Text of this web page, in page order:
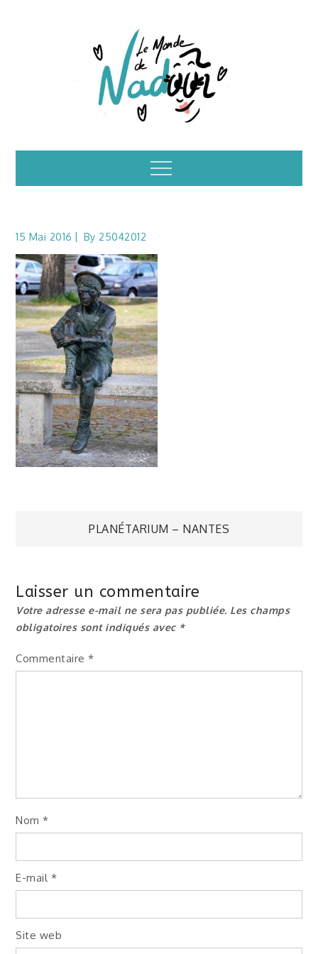
Illustrations – le
monde de Nadoo
Menu
15 Mai 2016 By 25042012
Navigation
l’article
PLANÉTARIUM – NANTES
Laisser un commentaire
Votre adresse e-mail ne sera pas publiée. Les champs
obligatoires sont indiqués avec *
Commentaire*
Nom*
E-mail *
Site web